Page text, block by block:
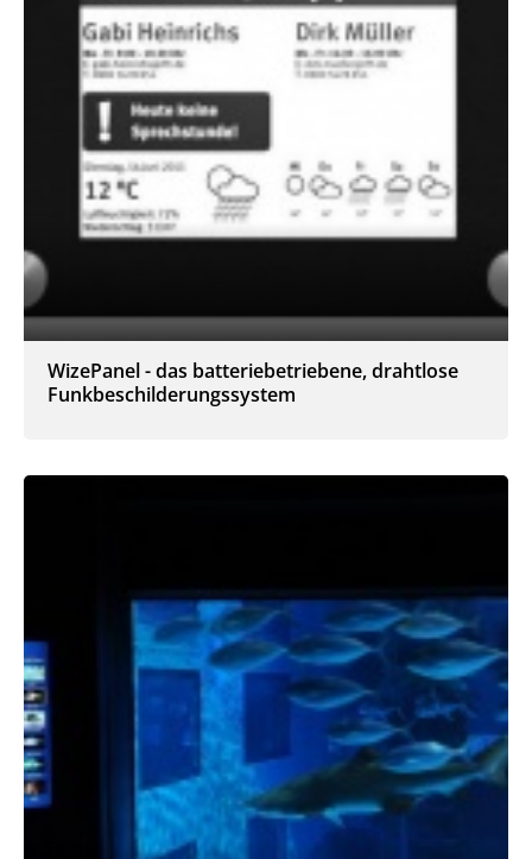
WizePanel - das batteriebetriebene, drahtlose
Funkbeschilderungssystem